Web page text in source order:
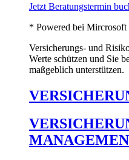
Jetzt Beratungstermin
* Powered bei
Versicherungs- und
Werte schützen und Sie
maßgeblich unterstützen.